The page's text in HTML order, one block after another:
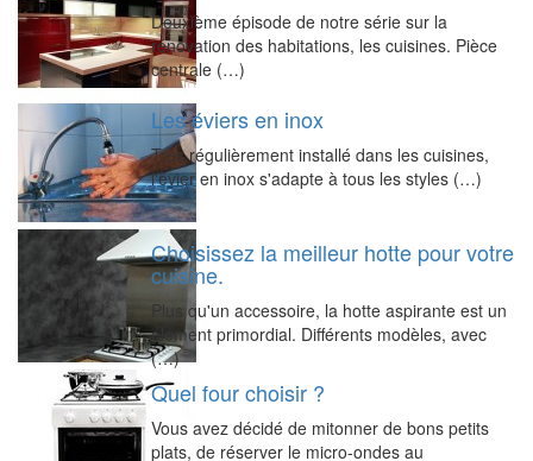
Deuxième épisode de notre série sur la
rénovation des habitations, les cuisines. Pièce
centrale (…)
Les éviers en inox
Très régulièrement installé dans les cuisines,
l'évier en inox s'adapte à tous les styles (…)
Choisissez la meilleur hotte pour votre
cuisine.
Plus qu'un accessoire, la hotte aspirante est un
élément primordial. Différents modèles, avec
(…)
Quel four choisir ?
Vous avez décidé de mitonner de bons petits
plats, de réserver le micro-ondes au